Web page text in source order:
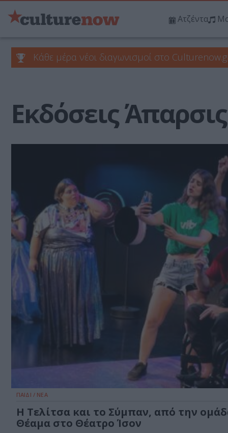
Ατζέντα
Κάθε μέρα νέοι διαγωνισμοί στο
Εκδόσεις Άπαρσις
ΠΑΙΔΙ / ΝΕΑ
Η Τελίτσα και το Σύμπαν, από την
Θέαμα στο Θέατρο Ίσον